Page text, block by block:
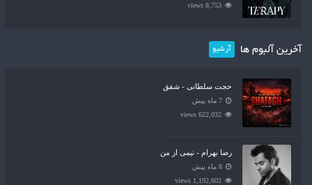
8,753 views
آخرین آلبوم ها آرشیو
حجت سلطانی - شفق
7 ماه پیش
622,032 views
رضا بهرام - نیمی از من
8 ماه پیش
1,192,602 views